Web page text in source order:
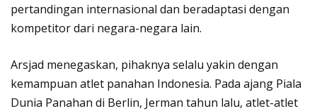
pertandingan internasional dan beradaptasi dengan
kompetitor dari negara-negara lain.
Arsjad menegaskan, pihaknya selalu yakin dengan
kemampuan atlet panahan Indonesia. Pada ajang Piala
Dunia Panahan di Berlin, Jerman tahun lalu, atlet-atlet